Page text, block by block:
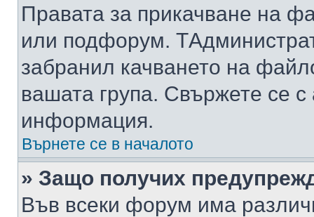
Правата за прикачване на
или подфорум.
забранил качването на
вашата група. Свържете се
информация.
Върнете се в началото
» Защо получих
Във всеки форум има